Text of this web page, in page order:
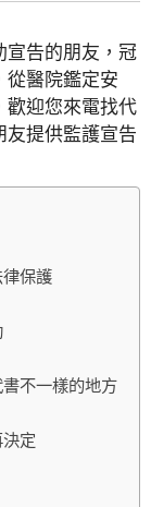
宣告的朋友，冠
從醫院鑑定安
歡迎您來電找代
友提供監護宣告
保護
不一樣的地方
定